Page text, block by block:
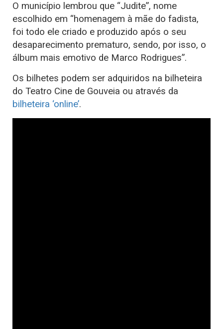
O município lembrou que “Judite”, nome
escolhido em “homenagem à mãe do fadista,
foi todo ele criado e produzido após o seu
desaparecimento prematuro, sendo, por isso, o
álbum mais emotivo de Marco Rodrigues”.
Os bilhetes podem ser adquiridos na bilheteira
do Teatro Cine de Gouveia ou através da
bilheteira ‘online’.